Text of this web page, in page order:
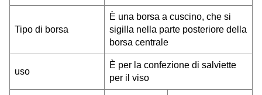
Tipo di borsa
È una borsa a cuscino, che si
sigilla nella parte posteriore della
borsa centrale
uso
È per la confezione di salviette
per il viso